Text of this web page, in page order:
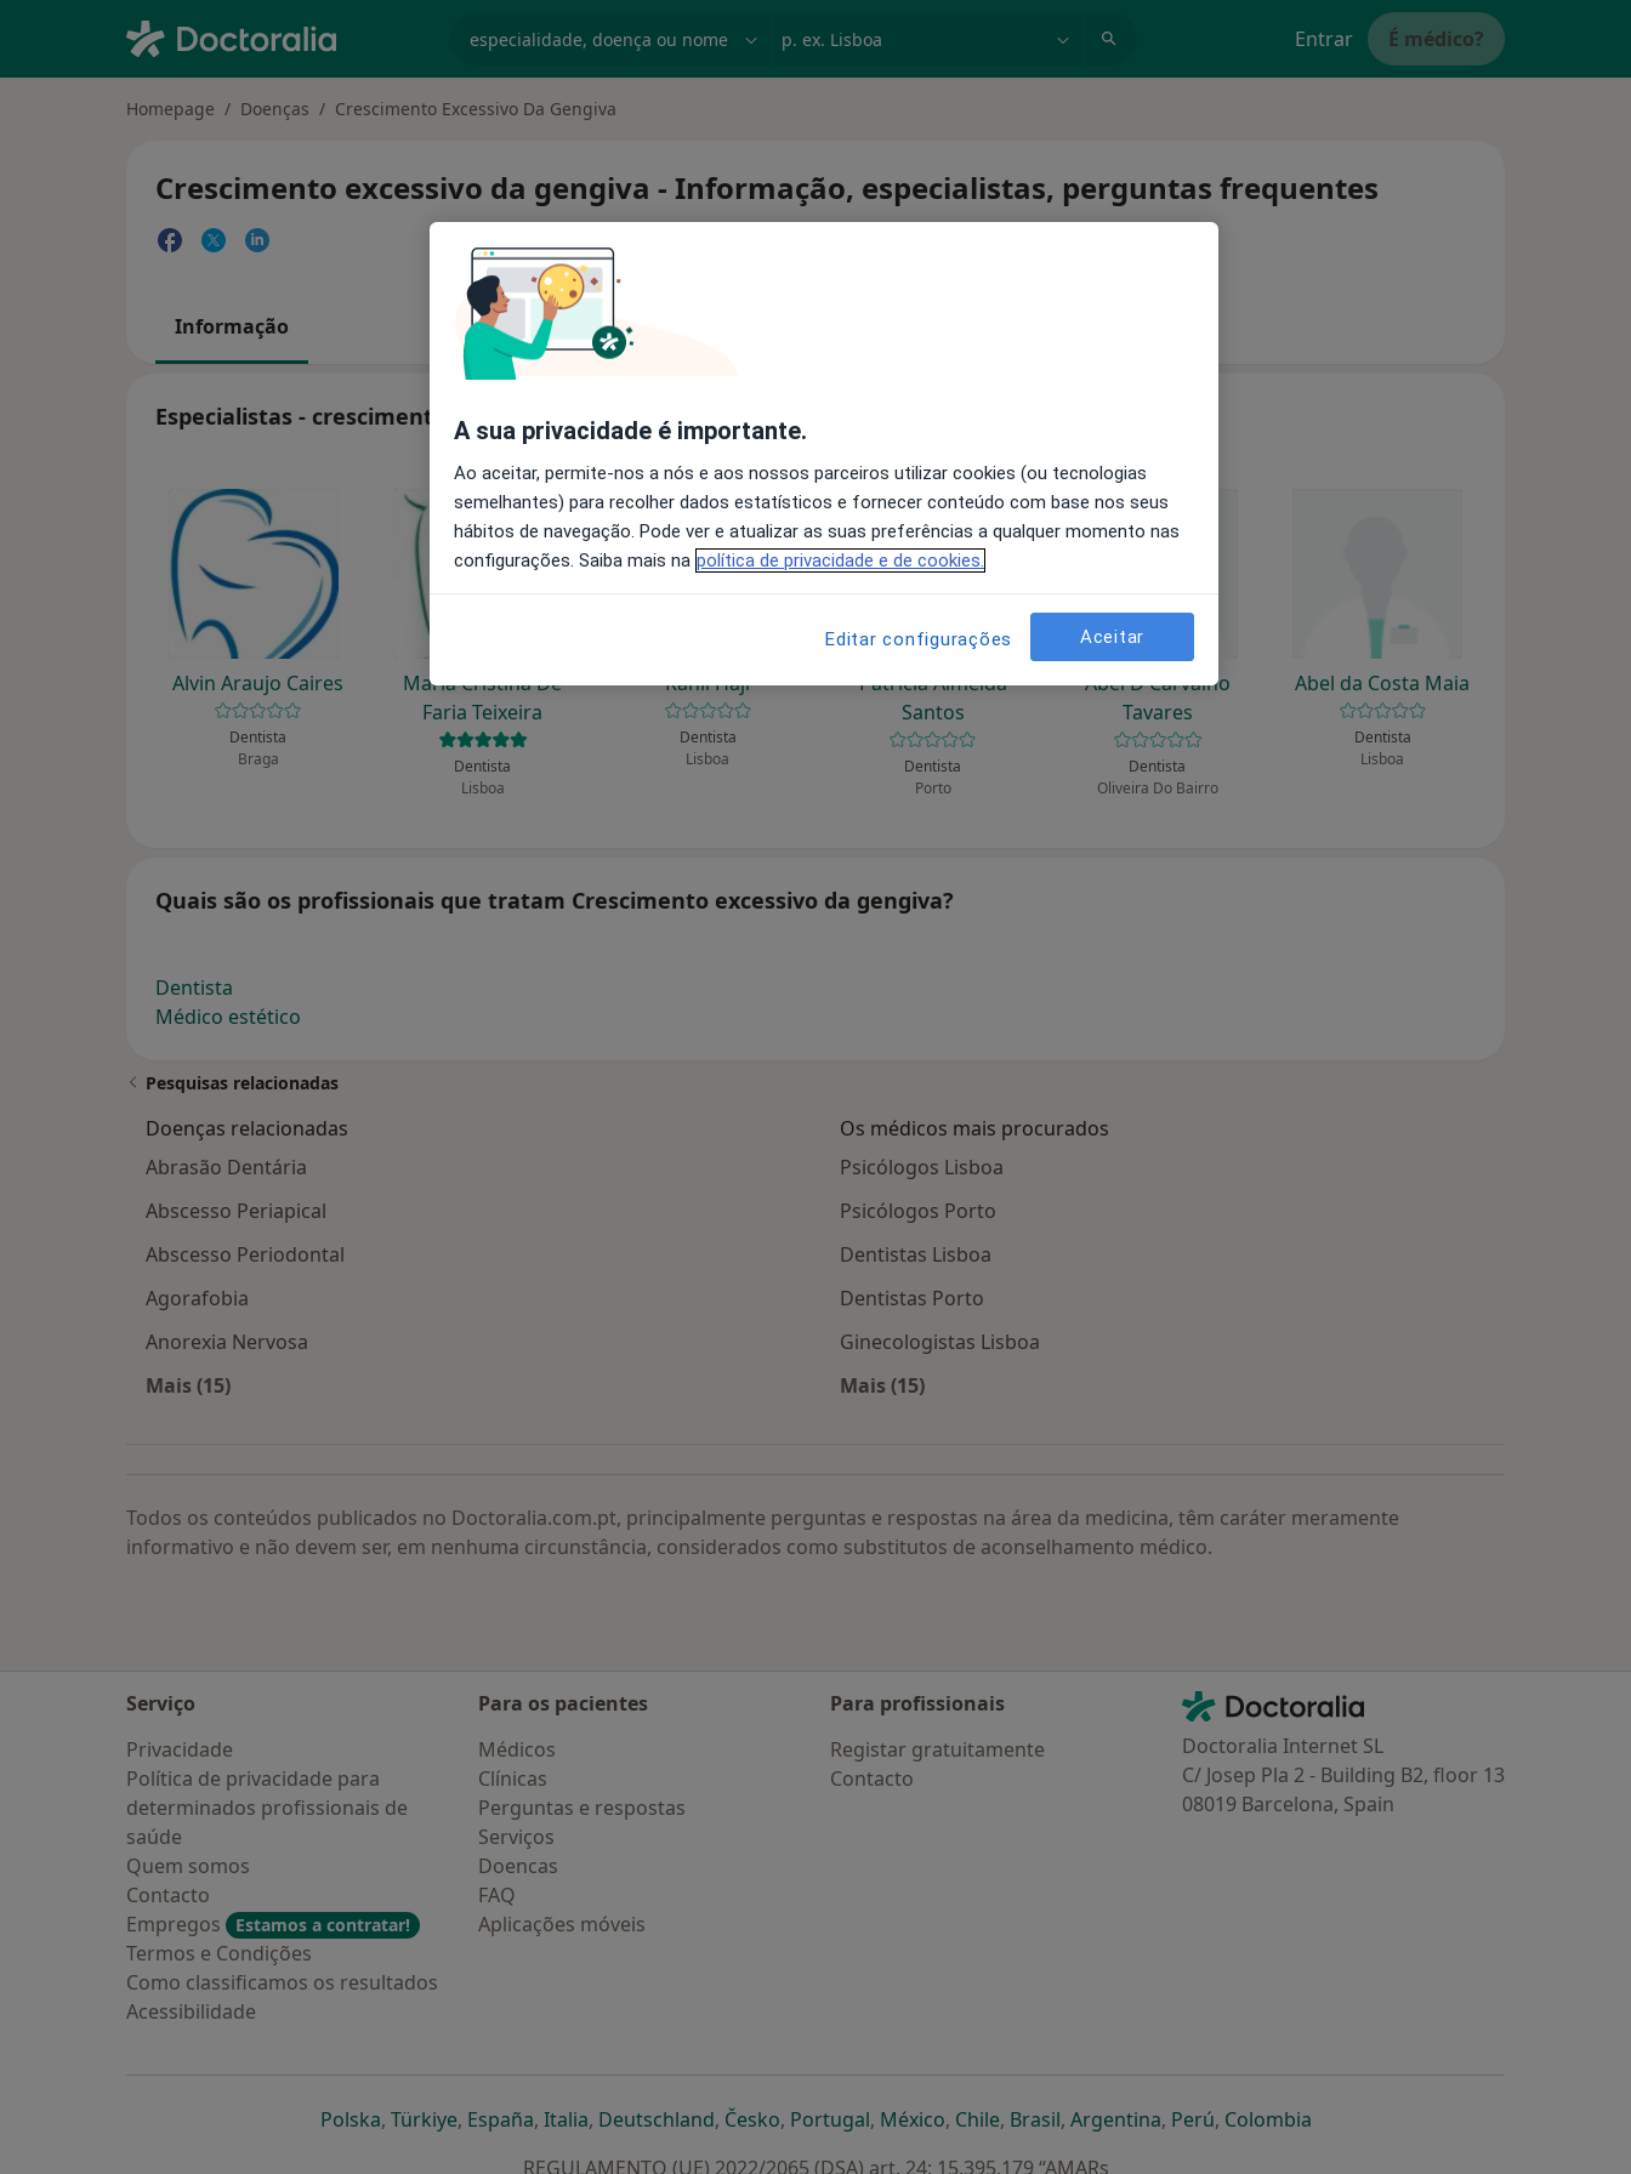
Entrar É médico?
Homepage Doenças Crescimento Excessivo Da Gengiva
Crescimento excessivo da gengiva - Informação, especialistas, perguntas frequentes
Informação
Especialistas - crescimento excessivo da gengiva
Alvin Araujo Caires
Dentista
Braga
Maria Cristina De
Faria Teixeira
Dentista
Lisboa
Rahil Haji
Dentista
Lisboa
Patrícia Almeida
Santos
Dentista
Porto
Abel D Carvalho
Tavares
Dentista
Oliveira Do Bairro
Abel da Costa Maia
Dentista
Lisboa
Quais são os profissionais que tratam Crescimento excessivo da gengiva?
Dentista
Médico estético
Pesquisas relacionadas
Doenças relacionadas
Abrasão Dentária
Abscesso Periapical
Abscesso Periodontal
Agorafobia
Anorexia Nervosa
Mais (15)
Os médicos mais procurados
Psicólogos Lisboa
Psicólogos Porto
Dentistas Lisboa
Dentistas Porto
Ginecologistas Lisboa
Mais (15)
Todos os conteúdos publicados no Doctoralia.com.pt, principalmente perguntas e respostas na área da medicina, têm caráter meramente
informativo e não devem ser, em nenhuma circunstância, considerados como substitutos de aconselhamento médico.
Serviço
Privacidade
Política de privacidade para
determinados profissionais de
saúde
Quem somos
Contacto
Empregos
Estamos a contratar!
Termos e Condições
Como classificamos os resultados
Acessibilidade
Para os pacientes
Médicos
Clínicas
Perguntas e respostas
Serviços
Doencas
FAQ
Aplicações móveis
Para profissionais
Registar gratuitamente
Contacto
Contacto
Doctoralia - Homepage
Doctoralia Internet SL
C/ Josep Pla 2 - Building B2, floor 13
08019 Barcelona, Spain
Polskaabre num novo separador
, Türkiyeabre num novo separador
, Españaabre num novo separador
, Italiaabre num novo separador
, Deutschlandabre num novo separador
, Českoabre num novo separador
, Portugalabre num novo separador
, Méxicoabre num novo separador
, Chileabre num novo separador
, Brasilabre num novo separador
, Argentinaabre num novo separador
, Perúabre num novo separador
, Colombiaabre num novo separador
REGULAMENTO (UE) 2022/2065 (DSA) art. 24: 15.395.179 “AMARs
A sua privacidade é importante.
Ao aceitar, permite-nos a nós e aos nossos parceiros utilizar cookies (ou tecnologias
semelhantes) para recolher dados estatísticos e fornecer conteúdo com base nos seus
hábitos de navegação. Pode ver e atualizar as suas preferências a qualquer momento nas
configurações. Saiba mais na política de privacidade e de cookies.
Editar configurações Aceitar